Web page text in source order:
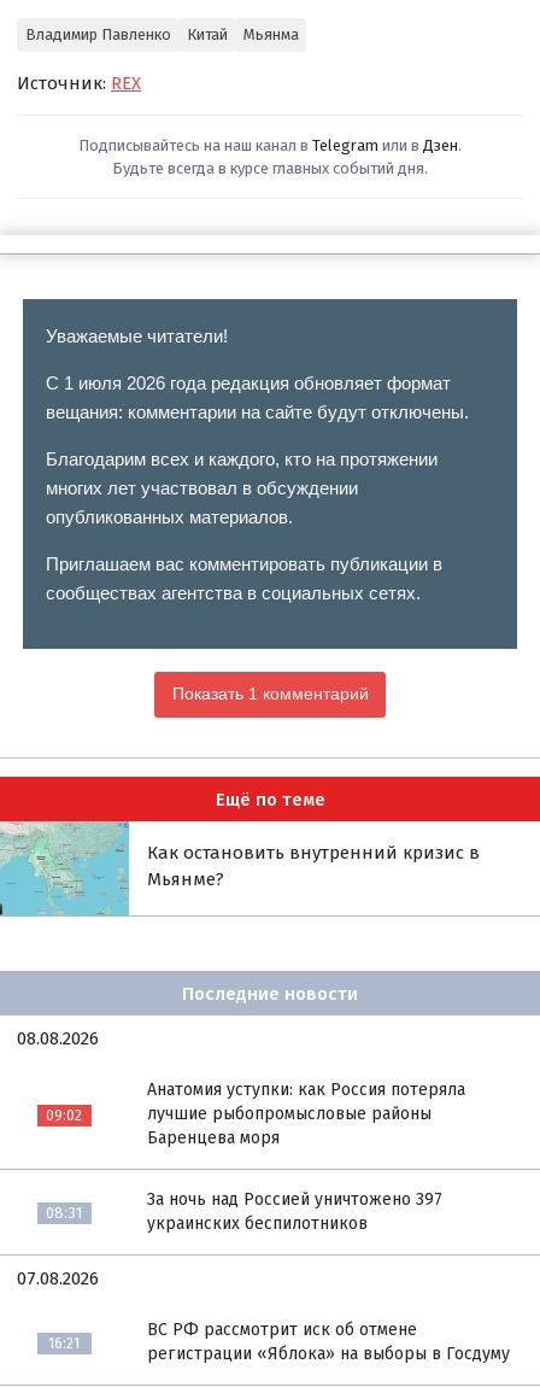
Владимир Павленко Китай Мьянма
Источник: REX
Подписывайтесь на наш канал в Telegram или в Дзен.
Будьте всегда в курсе главных событий дня.
Уважаемые читатели!
С 1 июля 2026 года редакция обновляет формат
вещания: комментарии на сайте будут отключены.
Благодарим всех и каждого, кто на протяжении
многих лет участвовал в обсуждении
опубликованных материалов.
Приглашаем вас комментировать публикации в
сообществах агентства в социальных сетях.
Показать 1 комментарий
Ещё по теме
Как остановить внутренний кризис в
Мьянме?
Последние новости
08.08.2026
09:02
Анатомия уступки: как Россия потеряла
лучшие рыбопромысловые районы
Баренцева моря
08:31
За ночь над Россией уничтожено 397
украинских беспилотников
07.08.2026
16:21
ВС РФ рассмотрит иск об отмене
регистрации «Яблока» на выборы в Госдуму